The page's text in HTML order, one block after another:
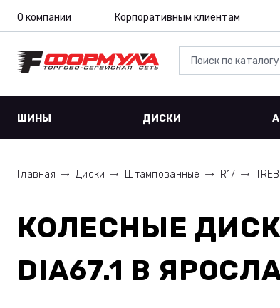
О компании Корпоративным клиентам
ШИНЫ ДИСКИ
Главная Диски Штампованные R17
КОЛЕСНЫЕ
DIA67.1 В